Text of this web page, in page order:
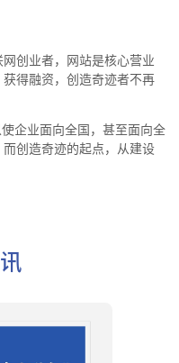
创业者，网站是核心营业
得融资，创造奇迹者不再
企业面向全国，甚至面向全
创造奇迹的起点，从建设